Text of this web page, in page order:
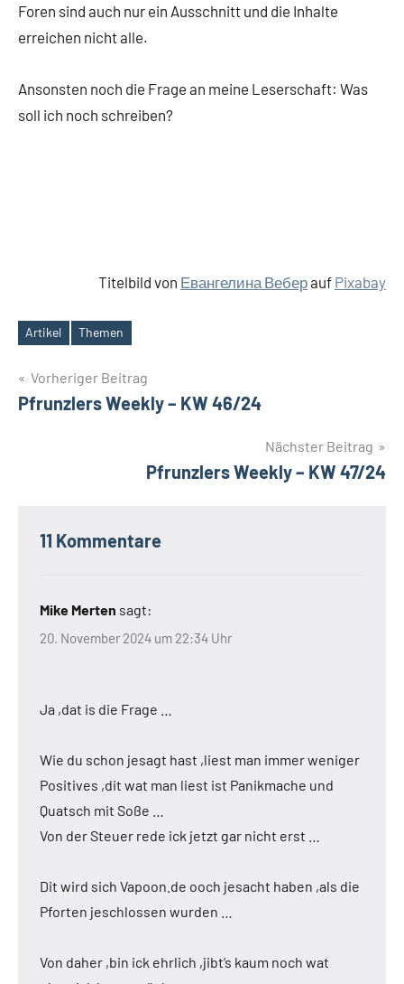
Foren sind auch nur ein Ausschnitt und die Inhalte
erreichen nicht alle.
Ansonsten noch die Frage an meine Leserschaft: Was
soll ich noch schreiben?
Titelbild von Евангелина Веберauf Pixabay
Schlagwörter
Artikel Themen
Beitrags-
Navigation
Vorheriger Beitrag
Pfrunzlers Weekly – KW 46/24
Nächster Beitrag
Pfrunzlers Weekly – KW 47/24
11 Kommentare
Mike Merten sagt:
20. November 2024 um 22:34 Uhr
Ja ,dat is die Frage …
Wie du schon jesagt hast ,liest man immer weniger
Positives ,dit wat man liest ist Panikmache und
Quatsch mit Soße …
Von der Steuer rede ick jetzt gar nicht erst …
Dit wird sich Vapoon.de ooch jesacht haben ,als die
Pforten jeschlossen wurden …
Von daher ,bin ick ehrlich ,jibt’s kaum noch wat